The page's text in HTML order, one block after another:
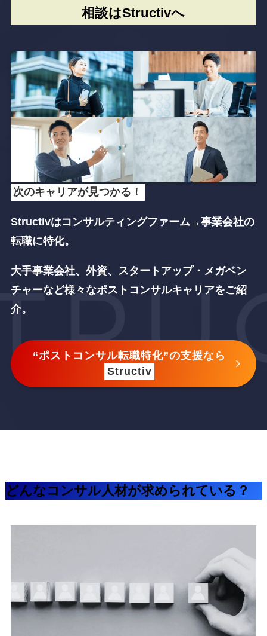
相談はStructivへ
次のキャリアが見つかる！
Structivはコンサルティングファーム→事業会社の
転職に特化。
大手事業会社、外資、スタートアップ・メガベン
チャーなど様々なポストコンサルキャリアをご紹
介。
“ポストコンサル転職特化”の支援なら
Structiv
どんなコンサル人材が求められている？